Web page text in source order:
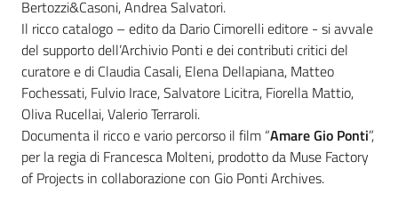
Bertozzi&Casoni, Andrea Salvatori.
Il ricco catalogo – edito da Dario Cimorelli editore - si avvale
del supporto dell’Archivio Ponti e dei contributi critici del
curatore e di Claudia Casali, Elena Dellapiana, Matteo
Fochessati, Fulvio Irace, Salvatore Licitra, Fiorella Mattio,
Oliva Rucellai, Valerio Terraroli.
Documenta il ricco e vario percorso il film “Amare Gio Ponti”,
per la regia di Francesca Molteni, prodotto da Muse Factory
of Projects in collaborazione con Gio Ponti Archives.